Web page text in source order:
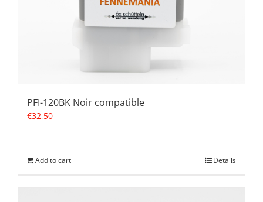
PFI-120BK Noir compatible
€32,50
Add to cart Details